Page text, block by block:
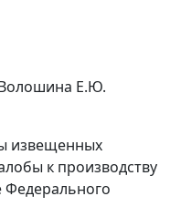
Е.Ю.
извещенных
к производству
Федерального